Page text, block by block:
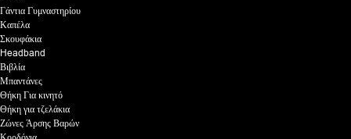
Γάντια Γυμναστηρίου
Καπέλα
Σκουφάκια
Headband
Βιβλία
Μπαντάνες
Θήκη Για κινητό
Θήκη για τζελάκια
Ζώνες Άρσης Βαρών